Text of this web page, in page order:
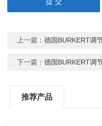
上一篇：德国BURKERT调
下一篇：德国BURKERT调
推荐产品